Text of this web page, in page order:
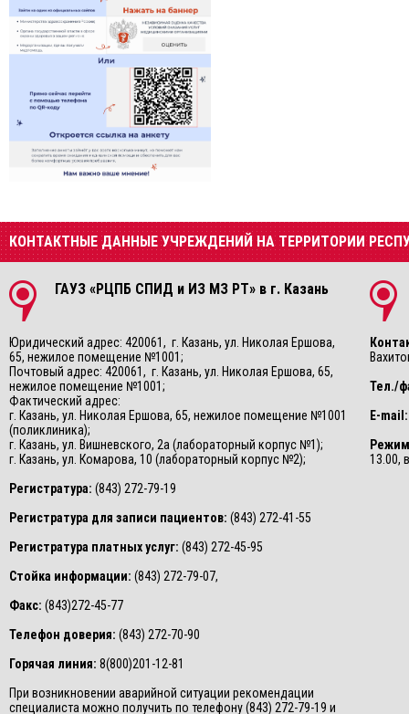
КОНТАКТНЫЕ ДАННЫЕ УЧРЕЖДЕНИЙ НА ТЕРРИТОРИИ
ГАУЗ «РЦПБ СПИД и ИЗ МЗ РТ» в г. Казань
Юридический адрес: 420061, г. Казань, ул. Николая Ершова,
65, нежилое помещение №1001;
Почтовый адрес: 420061, г. Казань, ул. Николая Ершова, 65,
нежилое помещение №1001;
Фактический адрес:
г. Казань, ул. Николая Ершова, 65, нежилое помещение №1001
(поликлиника);
г. Казань, ул. Вишневского, 2а (лабораторный корпус №1);
г. Казань, ул. Комарова, 10 (лабораторный корпус №2);
Регистратура: (843) 272-79-19
Регистратура для записи пациентов: (843) 272-41-55
Регистратура платных услуг: (843) 272-45-95
Стойка информации: (843) 272-79-07,
Факс: (843)272-45-77
Телефон доверия: (843) 272-70-90
Горячая линия: 8(800)201-12-81
При возникновении аварийной ситуации рекомендации
специалиста можно получить по телефону (843) 272-79-19 и
Тел./
E-mail:
13.00,